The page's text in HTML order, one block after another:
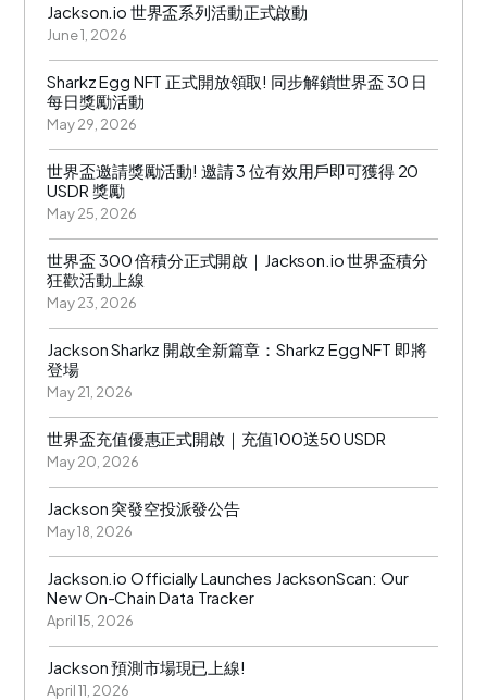
Jackson.io 世界盃系列活動正式啟動
June 1, 2026
Sharkz Egg NFT 正式開放領取! 同步解鎖世界盃 30 日
每日獎勵活動
May 29, 2026
世界盃邀請獎勵活動! 邀請 3 位有效用戶即可獲得 20
USDR 獎勵
May 25, 2026
世界盃 300 倍積分正式開啟｜Jackson.io 世界盃積分
狂歡活動上線
May 23, 2026
Jackson Sharkz 開啟全新篇章：Sharkz Egg NFT 即將
登場
May 21, 2026
世界盃充值優惠正式開啟｜充值100送50 USDR
May 20, 2026
Jackson 突發空投派發公告
May 18, 2026
Jackson.io Officially Launches JacksonScan: Our
New On-Chain Data Tracker
April 15, 2026
Jackson 預測市場現已上線!
April 11, 2026